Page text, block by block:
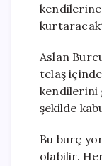
Aslan
telaş
kendilerini
şekilde
Bu burç
olabilir.